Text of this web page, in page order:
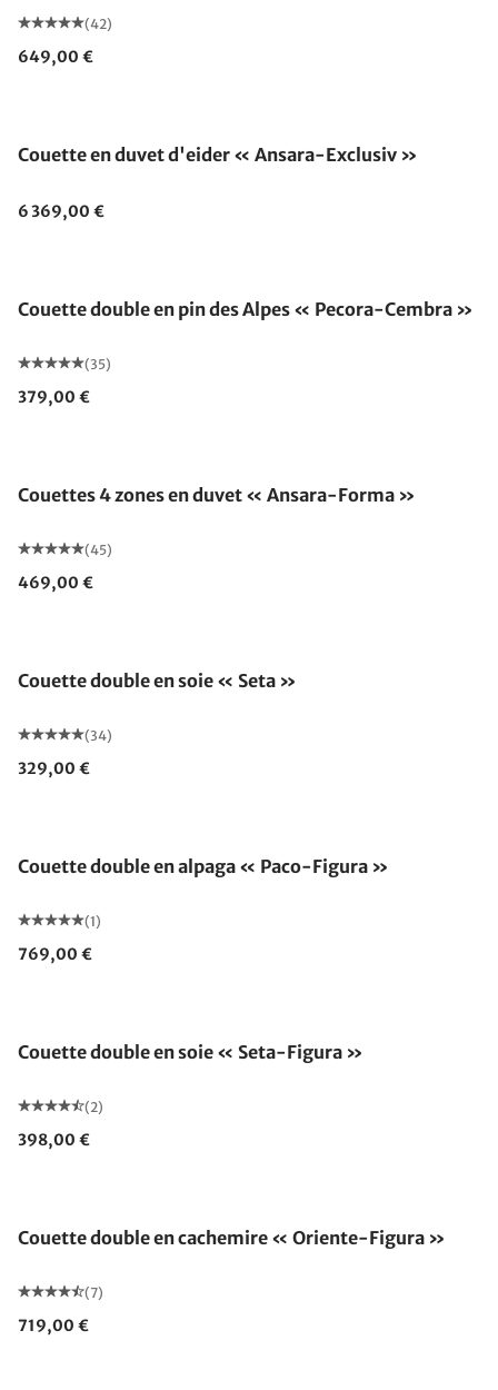
(42)
649,00 €
Couette en duvet d'eider « Ansara-Exclusiv »
6 369,00 €
Couette double en pin des Alpes « Pecora-Cembra »
(35)
379,00 €
Couettes 4 zones en duvet « Ansara-Forma »
(45)
469,00 €
Couette double en soie « Seta »
(34)
329,00 €
Couette double en alpaga « Paco-Figura »
(1)
769,00 €
Couette double en soie « Seta-Figura »
(2)
398,00 €
Couette double en cachemire « Oriente-Figura »
(7)
719,00 €